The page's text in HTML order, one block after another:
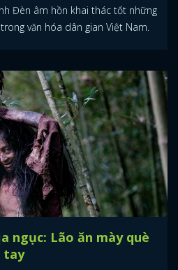
Đèn âm hồn khai thác tốt những
văn hóa dân gian Việt Nam.
ngục: Lão ăn mày què
tay